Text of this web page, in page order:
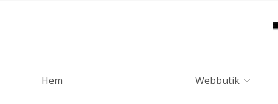
Hem Webbutik